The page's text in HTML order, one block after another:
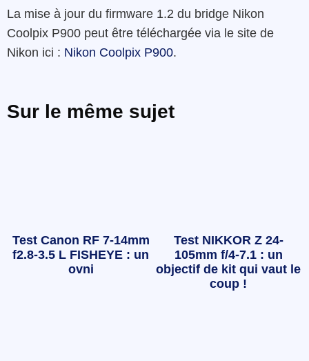
La mise à jour du firmware 1.2 du bridge Nikon
Coolpix P900 peut être téléchargée via le site de
Nikon ici : Nikon Coolpix P900.
Sur le même sujet
Test Canon RF 7-14mm
f2.8-3.5 L FISHEYE : un
ovni
Test NIKKOR Z 24-
105mm f/4-7.1 : un
objectif de kit qui vaut le
coup !